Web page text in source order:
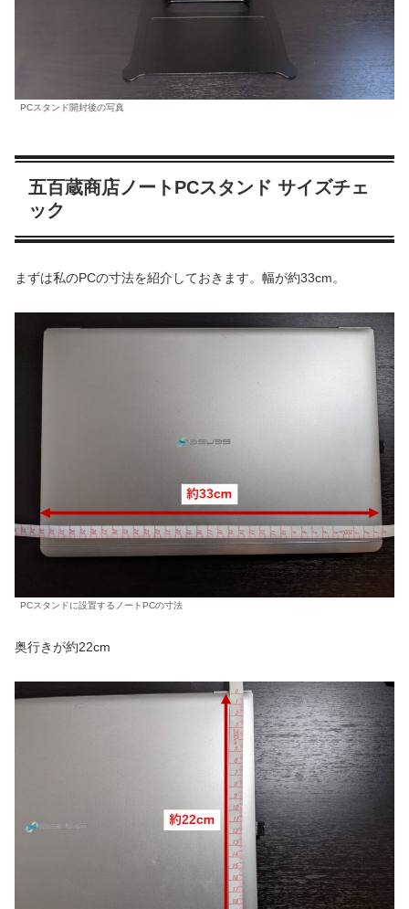
PCスタンド開封後の写真
五百蔵商店ノートPCスタンド サイズチェ
ック
まずは私のPCの寸法を紹介しておきます。幅が約33cm。
PCスタンドに設置するノートPCの寸法
奥行きが約22cm